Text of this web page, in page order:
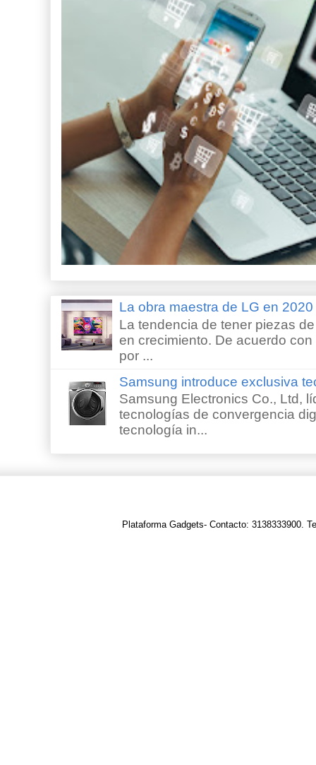
La obra maestra de LG en
La tendencia de tener piezas
en crecimiento. De acuerdo
por ...
Samsung introduce exclusiva
Samsung Electronics Co., Ltd,
tecnologías de convergencia
tecnología in...
Plataforma Gadgets- Contacto: 3138333900.